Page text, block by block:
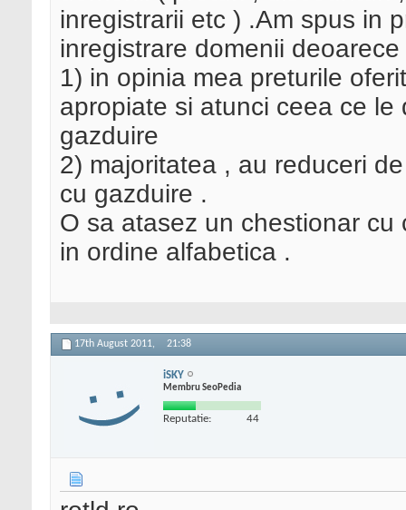
inregistrarii etc ) .Am spus in
inregistrare domenii deoarece
1) in opinia mea preturile
apropiate si atunci ceea ce
gazduire
2) majoritatea , au reduceri
cu gazduire .
O sa atasez un chestionar
in ordine alfabetica .
17th August 2011, 21:38
iSKY
Membru SeoPedia
Reputatie: 44